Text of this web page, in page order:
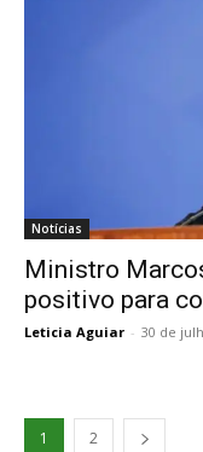
Notícias
Ministro
positivo para
Leticia Aguiar - 30 de
1 2